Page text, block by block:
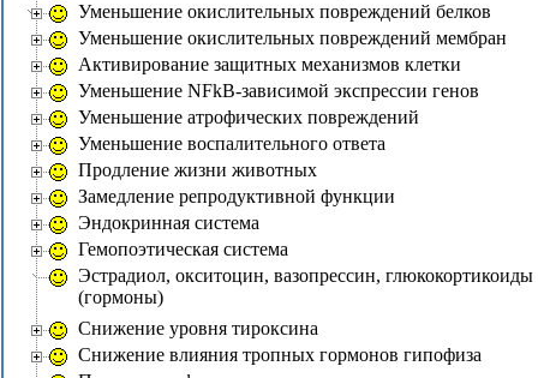
Уменьшение окислительных повреждений белков
Уменьшение окислительных повреждений мембран
Активирование защитных механизмов клетки
Уменьшение NFkB-зависимой экспрессии генов
Уменьшение атрофических повреждений
Уменьшение воспалительного ответа
Продление жизни животных
Замедление репродуктивной функции
Эндокринная система
Гемопоэтическая система
Эстрадиол, окситоцин, вазопрессин, глюкокортикоиды
(гормоны)
Снижение уровня тироксина
Снижение влияния тропных гормонов гипофиза